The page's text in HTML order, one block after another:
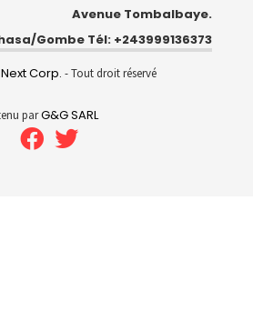
Avenue Tombalbaye.
Gombe Tél: +243999136373
Next Corp. - Tout droit réservé
parG&G SARL